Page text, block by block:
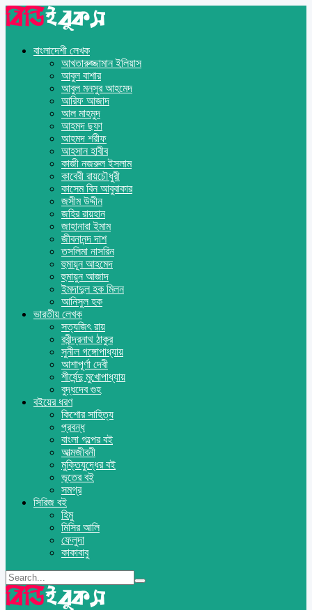
বাংলাদেশী লেখক
আখতারুজ্জামান ইলিয়াস
আবুল বাশার
আবুল মনসুর আহমেদ
আরিফ আজাদ
আল মাহমুদ
আহমদ ছফা
আহমদ শরীফ
আহসান হাবীব
কাজী নজরুল ইসলাম
কাবেরী রায়চৌধুরী
কাসেম বিন আবুবাকার
জসীম উদ্দীন
জহির রায়হান
জাহানারা ইমাম
জীবনানন্দ দাশ
তসলিমা নাসরিন
হুমায়ূন আহমেদ
হুমায়ুন আজাদ
ইমদাদুল হক মিলন
আনিসুল হক
ভারতীয় লেখক
সত্যজিৎ রায়
রবীন্দ্রনাথ ঠাকুর
সুনীল গঙ্গোপাধ্যায়
আশাপূর্ণা দেবী
শীর্ষেন্দু মুখোপাধ্যায়
বুদ্ধদেব গুহ
বইয়ের ধরণ
কিশোর সাহিত্য
প্রবন্ধ
বাংলা গল্পের বই
আত্মজীবনী
মুক্তিযুদ্ধের বই
ভূতের বই
সমগ্র
সিরিজ বই
হিমু
মিসির আলি
ফেলুদা
কাকাবাবু